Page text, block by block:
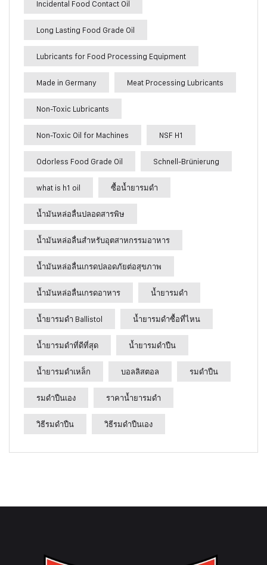
Incidental Food Contact Oil
Long Lasting Food Grade Oil
Lubricants for Food Processing Equipment
Made in Germany Meat Processing Lubricants
Non-Toxic Lubricants
Non-Toxic Oil for Machines NSF H1
Odorless Food Grade Oil Schnell-Brünierung
what is h1 oil ซื้อน้ำยารมดำ
น้ำมันหล่อลื่นปลอดสารพิษ
น้ำมันหล่อลื่นสำหรับอุตสาหกรรมอาหาร
น้ำมันหล่อลื่นเกรดปลอดภัยต่อสุขภาพ
น้ำมันหล่อลื่นเกรดอาหาร น้ำยารมดำ
น้ำยารมดำ Ballistol น้ำยารมดำซื้อที่ไหน
น้ำยารมดำที่ดีที่สุด น้ำยารมดำปืน
น้ำยารมดำเหล็ก บอลลิสตอล รมดำปืน
รมดำปืนเอง ราคาน้ำยารมดำ
วิธีรมดำปืน วิธีรมดำปืนเอง